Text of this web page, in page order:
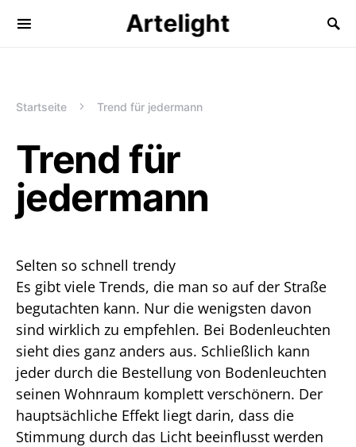
Artelight
Startseite Trend für jedermann
Trend für
jedermann
Selten so schnell trendy
Es gibt viele Trends, die man so auf der Straße
begutachten kann. Nur die wenigsten davon
sind wirklich zu empfehlen. Bei Bodenleuchten
sieht dies ganz anders aus. Schließlich kann
jeder durch die Bestellung von Bodenleuchten
seinen Wohnraum komplett verschönern. Der
hauptsächliche Effekt liegt darin, dass die
Stimmung durch das Licht beeinflusst werden